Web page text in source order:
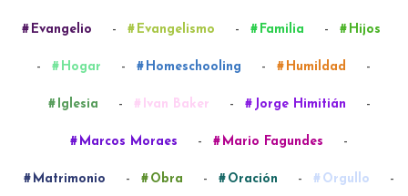
Evangelio - Evangelismo - Familia - Hijos
- Hogar - Homeschooling - Humildad -
Iglesia - Ivan Baker - Jorge Himitián -
Marcos Moraes - Mario Fagundes -
Matrimonio - Obra - Oración - Orgullo -